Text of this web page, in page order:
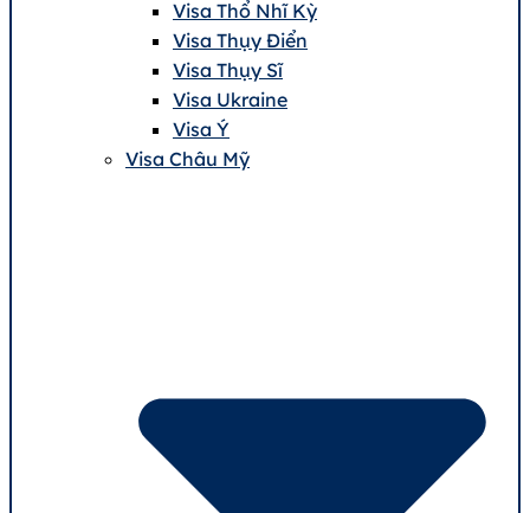
Visa Thổ Nhĩ Kỳ
Visa Thụy Điển
Visa Thụy Sĩ
Visa Ukraine
Visa Ý
Visa Châu Mỹ